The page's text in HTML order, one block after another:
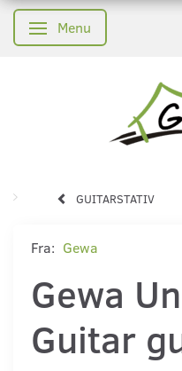
Skifte navigation
Menu
GUITARSTATIV
Fra: Gewa
Gewa
Guitar